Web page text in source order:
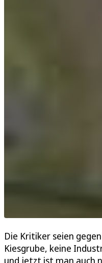
Die Kritiker seien
Kiesgrube, keine
und jetzt ist man auch